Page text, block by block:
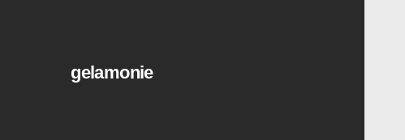
gelamonie